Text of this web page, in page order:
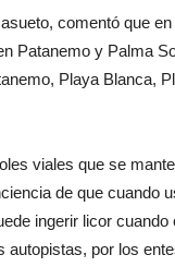
comentó que
Patanemo y Palma
Playa Blanca,
viales que se
de que cuando
ingerir licor
por los